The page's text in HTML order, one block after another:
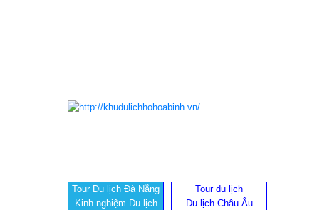
Tour Du lịch Đà Nẵng
Kinh nghiệm Du lịch
Tour du lịch
Du lịch Châu Âu